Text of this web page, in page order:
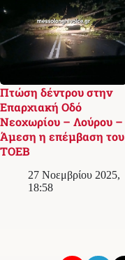
Πτώση δέντρου στην
Επαρχιακή Οδό
Νεοχωρίου – Λούρου –
Άμεση η επέμβαση του
ΤΟΕΒ
27 Νοεμβρίου 2025,
18:58